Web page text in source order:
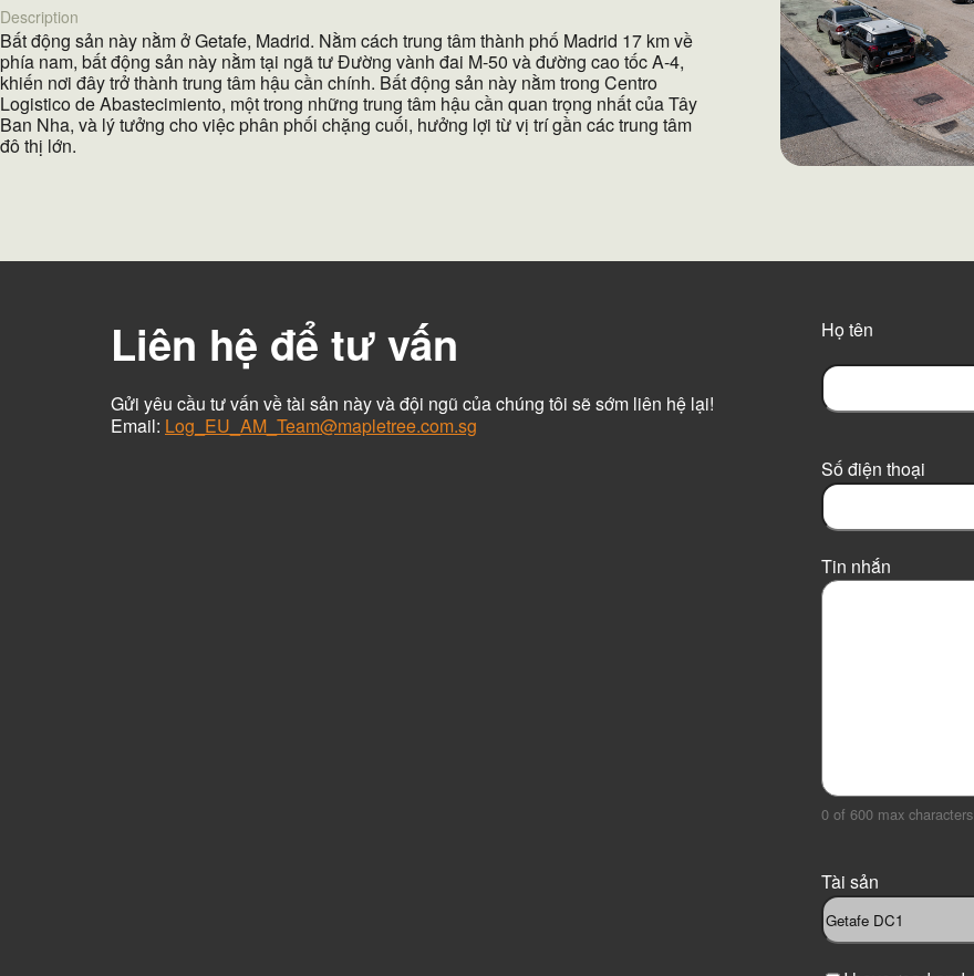
Description
Bất động sản này nằm ở Getafe, Madrid. Nằm cách trung tâm thành phố Madrid 17 km về
phía nam, bất động sản này nằm tại ngã tư Đường vành đai M-50 và đường cao tốc A-4,
khiến nơi đây trở thành trung tâm hậu cần chính. Bất động sản này nằm trong Centro
Logistico de Abastecimiento, một trong những trung tâm hậu cần quan trọng nhất của Tây
Ban Nha, và lý tưởng cho việc phân phối chặng cuối, hưởng lợi từ vị trí gần các trung tâm
đô thị lớn.
Liên hệ để tư vấn
Gửi yêu cầu tư vấn về tài sản này và đội ngũ của chúng tôi sẽ sớm liên hệ lại!
Email: Log_EU_AM_Team@mapletree.com.sg
Họ tên
r
s
t
Số điện thoại
Tin nhắn
0 of 600 max characters
Tài sản